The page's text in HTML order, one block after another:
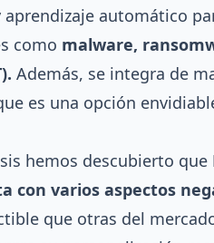
automático
como malware,
Además, se integra de
es una opción
hemos descubierto que
con varios aspectos
que otras del